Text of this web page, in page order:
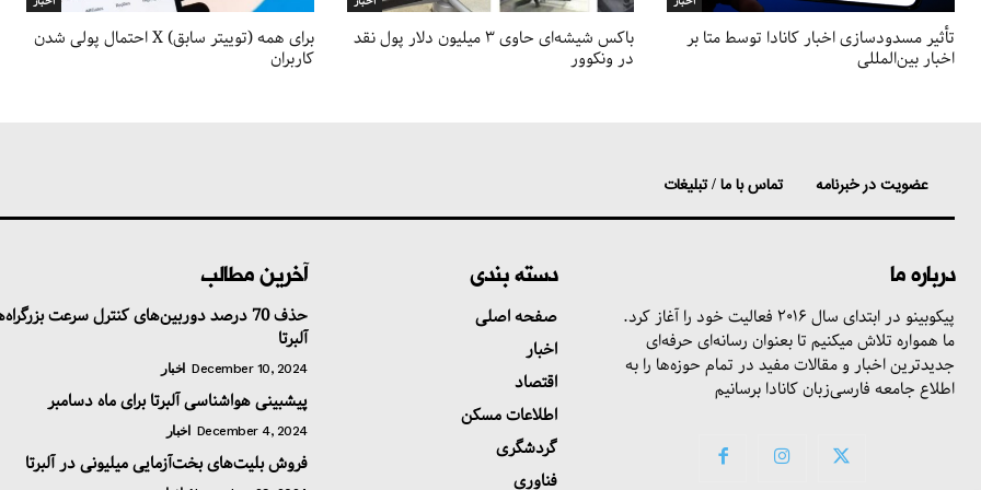
احتمال پولی شدن X (توییتر سابق) برای همه
کاربران
باکس شیشه‌ای حاوی ۳ میلیون دلار پول نقد
در ونکوور
تأثیر مسدودسازی اخبار کانادا توسط متا بر
اخبار بین‌المللی
تماس با ما / تبلیغات عضویت در خبرنامه
آخرین مطالب
حذف 70 درصد دوربین‌های کنترل سرعت
آلبرتا
اخبار December 10, 2024
پیشبینی هواشناسی آلبرتا برای ماه دسامبر
اخبار December 4, 2024
فروش بلیت‌های بخت‌آزمایی میلیونی در آلبرتا
دسته بندی
صفحه اصلی
اخبار
اقتصاد
اطلاعات مسکن
گردشگری
فناوری
درباره ما
پیکوبینو در ابتدای سال ۲۰۱۶ فعالیت خود را آغاز کرد.
ما همواره تلاش میکنیم تا بعنوان رسانه‌ای حرفه‌ای
جدیدترین اخبار و مقالات مفید در تمام حوزه‌ها را به
اطلاع جامعه فارسی‌زبان کانادا برسانیم